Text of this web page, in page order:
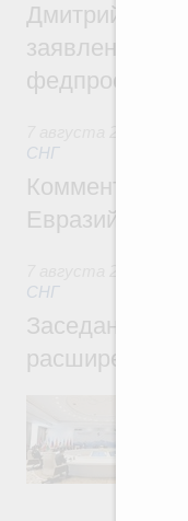
Дмитрий
заявлений от
федпроекта
СНГ
Комментарий
СНГ
Заседание
расширенном